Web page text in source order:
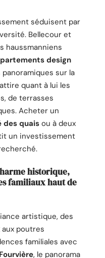
séduisent par
Bellecour et
haussmanniens
design
sur la
quant à lui les
de terrasses
Acheter un
des quais ou à deux
un investissement
historique,
familiaux haut de
artistique, des
poutres
familiales avec
Fourvière, le panorama